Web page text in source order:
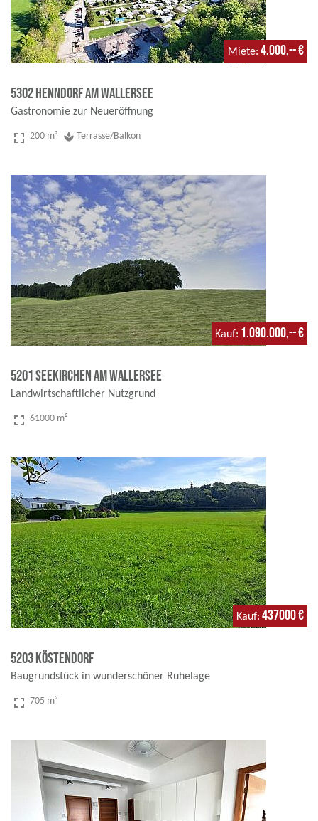
Miete 4.000,-- €
5302 Henndorf am Wallersee
Gastronomie zur Neueröffnung
fullscreen 200 m² spa Terrasse/Balkon
Kauf 1.090.000,-- €
5201 Seekirchen am Wallersee
Landwirtschaftlicher Nutzgrund
fullscreen 61000 m²
Kauf 437000 €
5203 Köstendorf
Baugrundstück in wunderschöner Ruhelage
fullscreen 705 m²